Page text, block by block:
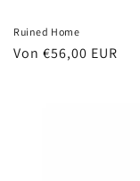
Ruined Home
Normaler
Von €56,00 EUR